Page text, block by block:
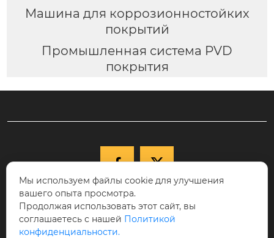
Машина для коррозионностойких
покрытий
Промышленная система PVD
покрытия
 
 +86-15040177271

КНР, провинция Ляонин, г. Шэньян,
Новый район Шэньбэй, ул. Цююэху, д.
Мы используем файлы cookie для улучшения
вашего опыта просмотра.
Продолжая использовать этот сайт, вы
соглашаетесь с нашей Политикой
конфиденциальности.